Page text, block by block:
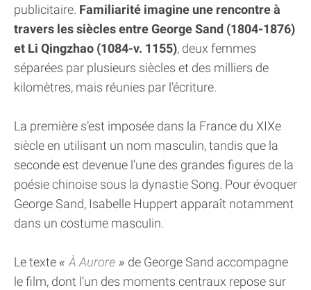
publicitaire. Familiarité imagine une rencontre à
travers les siècles entre George Sand (1804-1876)
et Li Qingzhao (1084-v. 1155), deux femmes
séparées par plusieurs siècles et des milliers de
kilomètres, mais réunies par l’écriture.
La première s’est imposée dans la France du XIXe
siècle en utilisant un nom masculin, tandis que la
seconde est devenue l’une des grandes figures de la
poésie chinoise sous la dynastie Song. Pour évoquer
George Sand, Isabelle Huppert apparaît notamment
dans un costume masculin.
Le texte À Aurore
de George Sand accompagne
le film, dont l’un des moments centraux repose sur